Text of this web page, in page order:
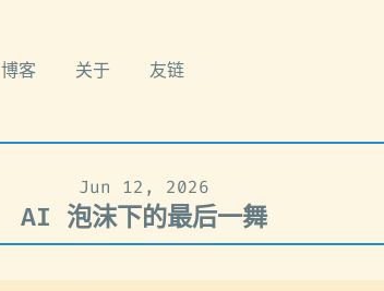
博客 关于 友链
Jun 12, 2026
AI 泡沫下的最后一舞